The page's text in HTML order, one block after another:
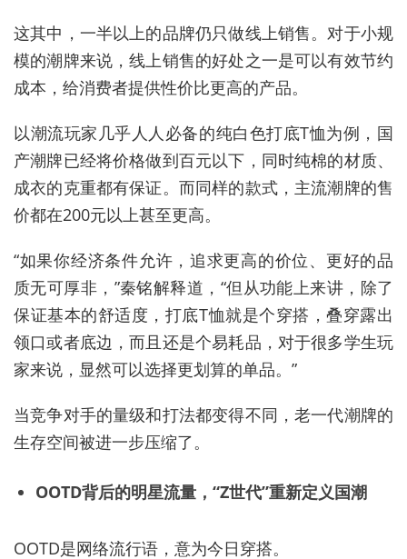
这其中，一半以上的品牌仍只做线上销售。对于小规
模的潮牌来说，线上销售的好处之一是可以有效节约
成本，给消费者提供性价比更高的产品。
以潮流玩家几乎人人必备的纯白色打底T恤为例，国
产潮牌已经将价格做到百元以下，同时纯棉的材质、
成衣的克重都有保证。而同样的款式，主流潮牌的售
价都在200元以上甚至更高。
“如果你经济条件允许，追求更高的价位、更好的品
质无可厚非，”秦铭解释道，“但从功能上来讲，除了
保证基本的舒适度，打底T恤就是个穿搭，叠穿露出
领口或者底边，而且还是个易耗品，对于很多学生玩
家来说，显然可以选择更划算的单品。”
当竞争对手的量级和打法都变得不同，老一代潮牌的
生存空间被进一步压缩了。
OOTD背后的明星流量，“Z世代”重新定义国潮
OOTD是网络流行语，意为今日穿搭。